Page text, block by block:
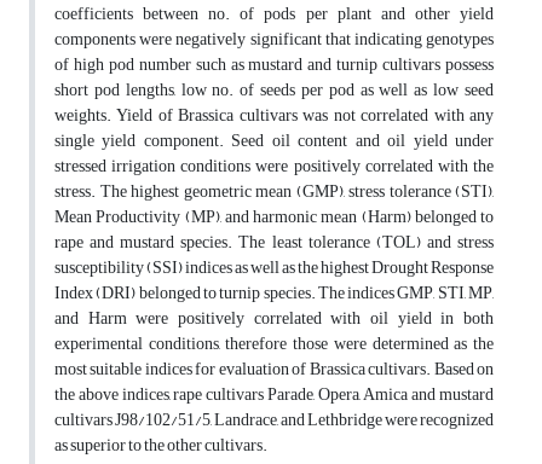
coefficients between no. of pods per plant and other yield
components were negatively significant that indicating genotypes
of high pod number such as mustard and turnip cultivars possess
short pod lengths, low no. of seeds per pod as well as low seed
weights. Yield of Brassica cultivars was not correlated with any
single yield component. Seed oil content and oil yield under
stressed irrigation conditions were positively correlated with the
stress. The highest geometric mean (GMP), stress tolerance (STI),
Mean Productivity (MP), and harmonic mean (Harm) belonged to
rape and mustard species. The least tolerance (TOL) and stress
susceptibility (SSI) indices as well as the highest Drought Response
Index (DRI) belonged to turnip species. The indices GMP, STI, MP,
and Harm were positively correlated with oil yield in both
experimental conditions, therefore those were determined as the
most suitable indices for evaluation of Brassica cultivars. Based on
the above indices, rape cultivars Parade, Opera, Amica and mustard
cultivars J98/102/51/5, Landrace, and Lethbridge were recognized
as superior to the other cultivars.